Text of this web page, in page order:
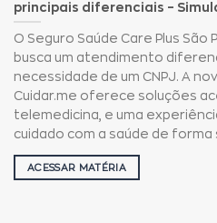
principais diferenciais –
O Seguro Saúde Care Plus São
busca um atendimento
necessidade de um CNPJ. A
Cuidar.me oferece soluções
telemedicina, e uma
cuidado com a saúde de forma
ACESSAR MATÉRIA